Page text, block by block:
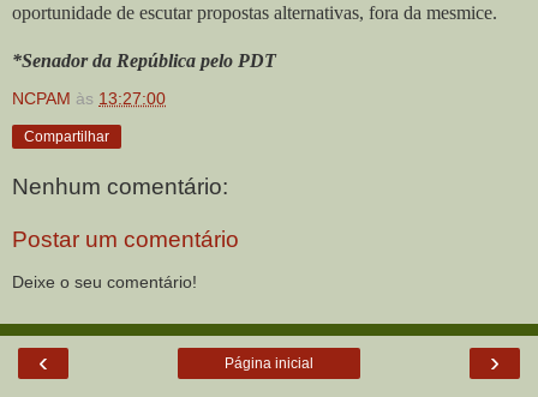
oportunidade de escutar propostas alternativas, fora da mesmice.
*Senador da República pelo PDT
NCPAM às 13:27:00
Compartilhar
Nenhum comentário:
Postar um comentário
Deixe o seu comentário!
‹ ›
Página inicial